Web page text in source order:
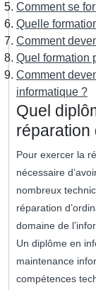
Comment se
Quelle
Comment
Quel formation
Comment
informatique ?
Quel
réparation
Pour exercer la
nécessaire
nombreux
réparation
domaine de
Un diplôme en
maintenance
compétences